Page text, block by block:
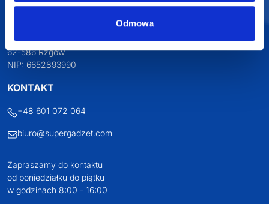
Odmowa
Osiecza Pierwsza 29
62-586 Rzgów
NIP: 6652893990
KONTAKT
+48 601 072 064
biuro@supergadzet.com
Zapraszamy do kontaktu
od poniedziałku do piątku
w godzinach 8:00 - 16:00